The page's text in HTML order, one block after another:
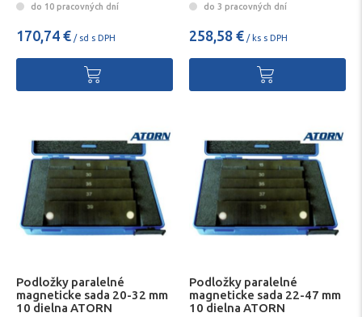
do 10 pracovných dní
170,74 € / sd s DPH
do 3 pracovných dní
258,58 € / ks s DPH
Podložky paralelné
magneticke sada 20-32 mm
10 dielna ATORN
Podložky paralelné
magneticke sada 22-47 mm
10 dielna ATORN